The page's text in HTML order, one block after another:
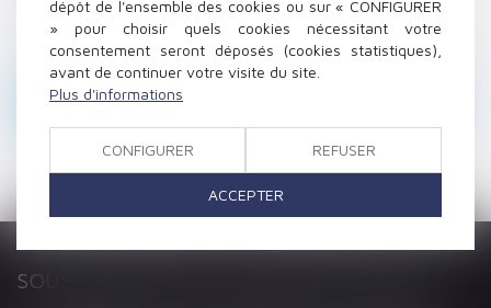
RÉINITIALISER MON MOT DE PASSE
dépôt de l'ensemble des cookies ou sur « CONFIGURER
» pour choisir quels cookies nécessitant votre
consentement seront déposés (cookies statistiques),
avant de continuer votre visite du site.
Plus d'informations
CONFIGURER REFUSER
ACCEPTER